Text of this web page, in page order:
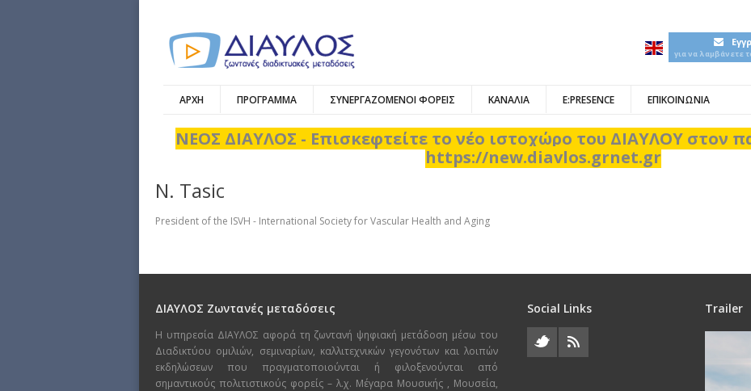
για να λαμβάνετε
ΑΡΧΗ ΠΡΟΓΡΑΜΜΑ ΣΥΝΕΡΓΑΖΟΜΕΝΟΙ ΦΟΡΕΙΣ ΚΑΝΑΛΙΑ E:PRESENCE ΕΠΙΚΟΙΝΩΝΙΑ
ΝΕΟΣ ΔΙΑΥΛΟΣ - Επισκεφτείτε το νέο ιστοχώρο του ΔΙΑΥΛΟΥ στον
https://new.diavlos.grnet.gr
N. Tasic
President of the ISVH - International Society for Vascular Health and Aging
ΔΙΑΥΛΟΣ Ζωντανές μεταδόσεις
Η υπηρεσία ΔΙΑΥΛΟΣ αφορά τη ζωντανή ψηφιακή μετάδοση μέσω του
Διαδικτύου ομιλιών, σεμιναρίων, καλλιτεχνικών γεγονότων και λοιπών
εκδηλώσεων που πραγματοποιούνται ή φιλοξενούνται από
σημαντικούς πολιτιστικούς φορείς – λ.χ. Μέγαρα Μουσικής , Μουσεία,
Social Links Trailer